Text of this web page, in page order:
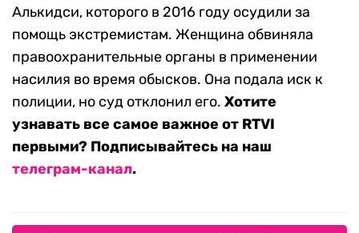
Алькидси, которого в 2016 году осудили за
помощь экстремистам. Женщина обвиняла
правоохранительные органы в применении
насилия во время обысков. Она подала иск к
полиции, но суд отклонил его. Хотите
узнавать все самое важное от RTVI
первыми? Подписывайтесь на наш
телеграм-канал.